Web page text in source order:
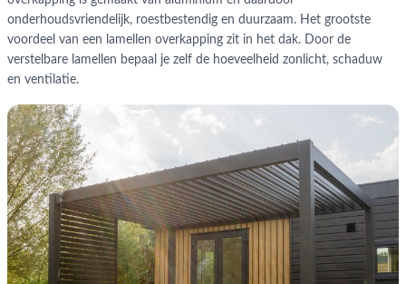
onderhoudsvriendelijk, roestbestendig en duurzaam. Het grootste
voordeel van een lamellen overkapping zit in het dak. Door de
verstelbare lamellen bepaal je zelf de hoeveelheid zonlicht, schaduw
en ventilatie.